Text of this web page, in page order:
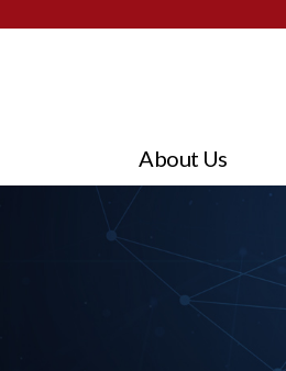
About Us